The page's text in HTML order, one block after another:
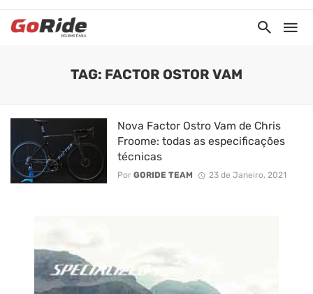
TAG: FACTOR OSTOR VAM
Nova Factor Ostro Vam de Chris
Froome: todas as especificações
técnicas
Por GORIDE TEAM 23 de Janeiro, 2021